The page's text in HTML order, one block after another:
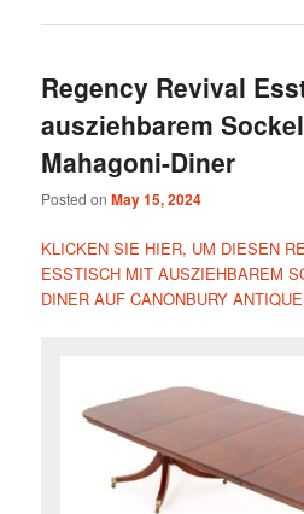
Regency Revival
ausziehbarem
Mahagoni-Diner
Posted onMay 15, 2024
KLICKEN SIE HIER, UM DIESEN
ESSTISCH MIT AUSZIEHBAREM
DINER AUF CANONBURY